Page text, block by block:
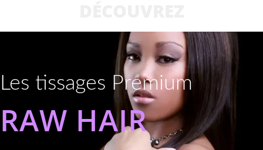
Les tissages Premium
RAW HAIR